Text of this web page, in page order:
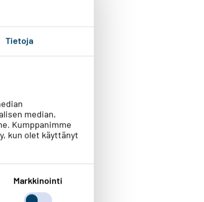
Tietoja
median,
Kumppanimme
kun olet käyttänyt
Markkinointi